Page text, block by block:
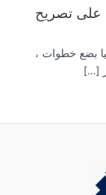
على تصريح
بضع خطوات ،
[…]